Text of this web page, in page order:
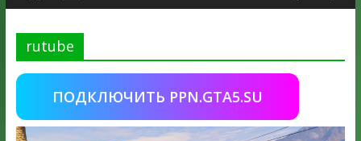
rutube
ПОДКЛЮЧИТЬ PPN.GTA5.SU